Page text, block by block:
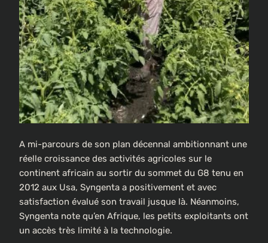
A mi-parcours de son plan décennal ambitionnant une
réelle croissance des activités agricoles sur le
continent africain au sortir du sommet du G8 tenu en
2012 aux Usa, Syngenta a positivement et avec
satisfaction évalué son travail jusque là. Néanmoins,
Syngenta note qu’en Afrique, les petits exploitants ont
un accès très limité à la technologie.